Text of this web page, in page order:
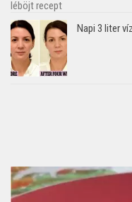
Napi 3 liter